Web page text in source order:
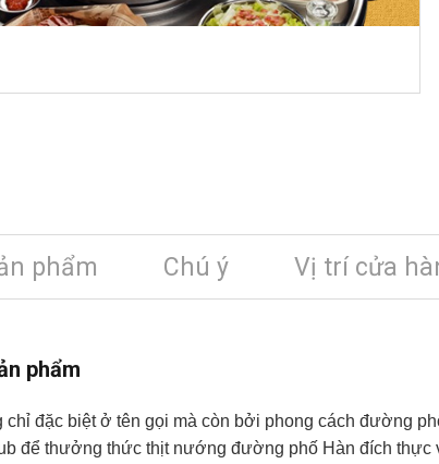
phẩm Chú ý Vị trí cửa
phẩm
chỉ đặc biệt ở tên gọi mà còn bởi phong cách đường
để thưởng thức thịt nướng đường phố Hàn đích